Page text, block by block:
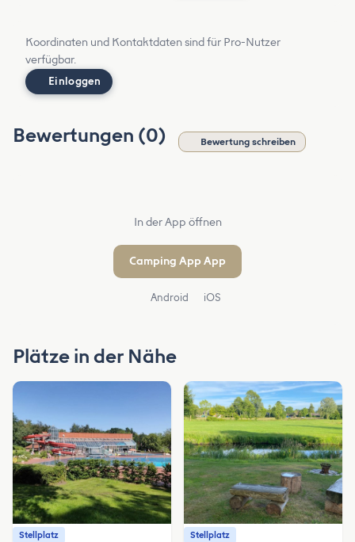
Koordinaten und Kontaktdaten sind für Pro-Nutzer
verfügbar.
Einloggen
Bewertungen (0) Bewertung schreiben
In der App öffnen
Camping App App
Android iOS
Plätze in der Nähe
Stellplatz Stellplatz